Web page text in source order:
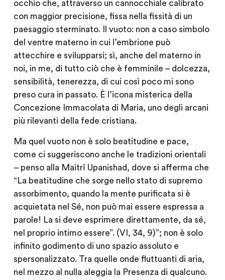
occhio che, attraverso un cannocchiale calibrato
con maggior precisione, fissa nella fissità di un
paesaggio sterminato. Il vuoto: non a caso simbolo
del ventre materno in cui l’embrione può
attecchire e svilupparsi; sì, anche del materno in
noi, in me, di tutto ciò che è femminile – dolcezza,
sensibilità, tenerezza, di cui così poco mi sono
preso cura in passato. È l’icona misterica della
Concezione Immacolata di Maria, uno degli arcani
più rilevanti della fede cristiana.
Ma quel vuoto non è solo beatitudine e pace,
come ci suggeriscono anche le tradizioni orientali
– penso alla Maitrī Upanishad, dove si afferma che
“La beatitudine che sorge nello stato di supremo
assorbimento, quando la mente purificata si è
acquietata nel Sé, non può mai essere espressa a
parole! La si deve esprimere direttamente, da sé,
nel proprio intimo essere”. (VI, 34, 9)”; non è solo
infinito godimento di uno spazio assoluto e
spersonalizzato. Tra quelle onde fluttuanti di aria,
nel mezzo al nulla aleggia la Presenza di qualcuno.